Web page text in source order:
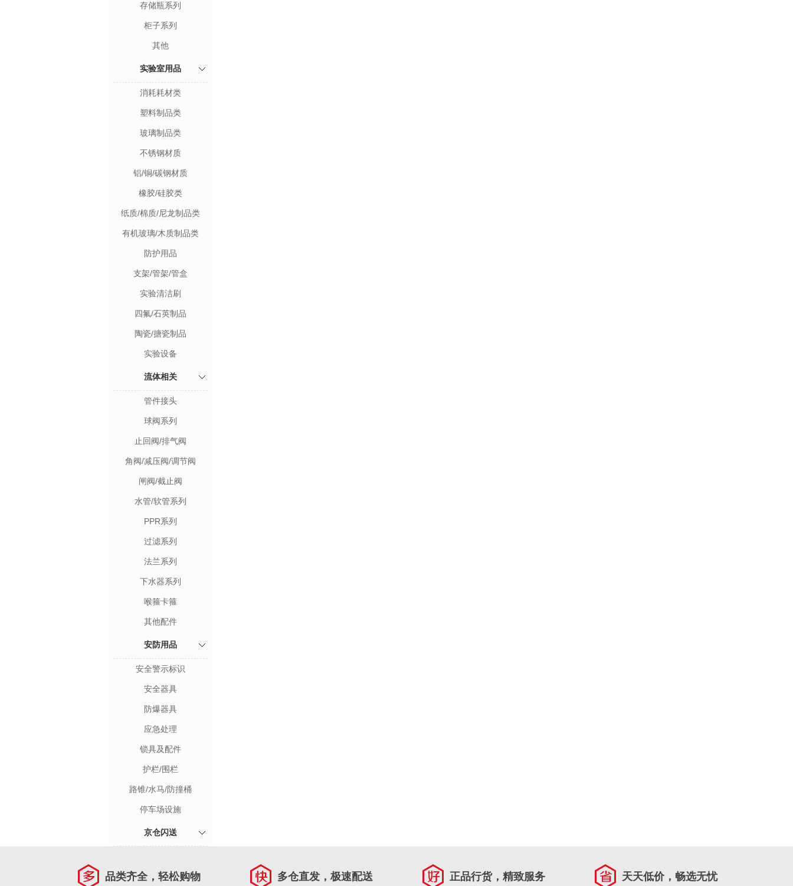
存储瓶系列
柜子系列
其他
实验室用品
消耗耗材类
塑料制品类
玻璃制品类
不锈钢材质
铝/铜/碳钢材质
橡胶/硅胶类
纸质/棉质/尼龙制品类
有机玻璃/木质制品类
防护用品
支架/管架/管盒
实验清洁刷
四氟/石英制品
陶瓷/搪瓷制品
实验设备
流体相关
管件接头
球阀系列
止回阀/排气阀
角阀/减压阀/调节阀
闸阀/截止阀
水管/软管系列
PPR系列
过滤系列
法兰系列
下水器系列
喉箍卡箍
其他配件
安防用品
安全警示标识
安全器具
防爆器具
应急处理
锁具及配件
护栏/围栏
路锥/水马/防撞桶
停车场设施
京仓闪送
品类齐全，轻松购物 多仓直发，极速配送 正品行货，精致服务 天天低价，畅选无忧